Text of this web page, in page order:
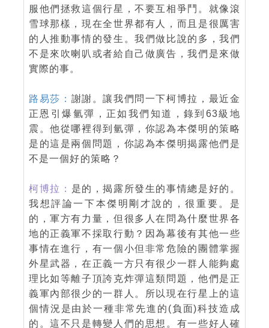
服他們拯救這個行星，不要互相爭鬥。就像滾
雪球那樣，現在全世界都有人，而且是很厲害
的人推動事情的發生。我們做比說的多，我們
不是來吹喇叭或者給自己做廣告，我們是來做
實際的事。
路易莎： 謝謝。讓我們問一下柯博拉，最近金
正恩引爆氫彈，正如我們知道，錄到63級地
震。他從哪裡得到氫彈，你認為本傑明的策略
是的這是兩個問題，你認為本傑明揭露他們是
不是一個好的策略？
柯博拉： 是的，揭露所發生的事情總是好的。
我想評論一下本傑明剛才說的，很重要。是
的，軍方有力量，但很多人在問為什麼世界各
地的正義軍不採取行動？因為幕後有其他一些
事情在進行，有一個小但非常危險的團體掌握
外星武器，在正義一方只有很少一群人能夠處
理比如等離子頂誇克炸彈這類問題，他們是正
義軍內部很少的一群人。所以現在行星上的這
個情況是由於一種非常先進的(負面)科技造成
的。這不只是轉變人們的思想。有一些好人確